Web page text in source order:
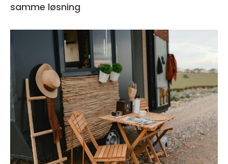
samme løsning